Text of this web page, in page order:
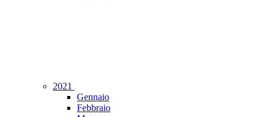
2021
Gennaio
Febbraio